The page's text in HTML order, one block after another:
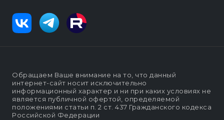
Обращаем Ваше внимание на то, что данный
интернет-сайт носит исключительно
информационный характер и ни при каких условиях не
является публичной офертой, определяемой
положениями статьи п. 2 ст. 437 Гражданского кодекса
Российской Федерации